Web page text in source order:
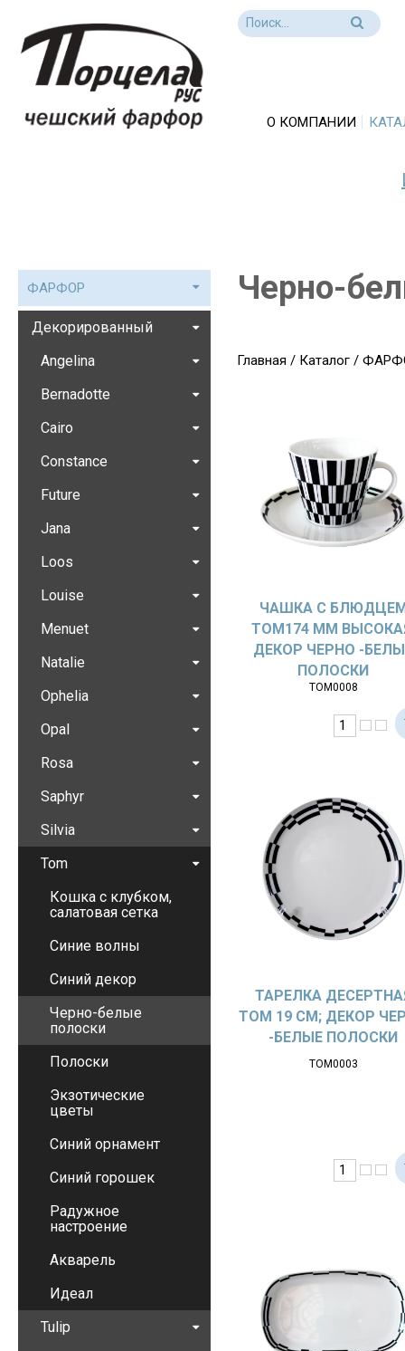
О КОМПАНИИ
Черно-
Главная / Каталог /
ЧАШКА С
TOM174 ММ
ДЕКОР ЧЕРНО -
ПОЛОСКИ
ТОМ0008
ТАРЕЛКА
TOM 19 СМ; ДЕКОР
-БЕЛЫЕ ПОЛОСКИ
ТОМ0003
ФАРФОР
Декорированный
Angelina
Bernadotte
Cairo
Constance
Future
Jana
Loos
Louise
Menuet
Natalie
Ophelia
Opal
Rosa
Saphyr
Silvia
Tom
Кошка с клубком,
салатовая сетка
Синие волны
Синий декор
Черно-белые
полоски
Полоски
Экзотические
цветы
Синий орнамент
Синий горошек
Радужное
настроение
Акварель
Идеал
Tulip